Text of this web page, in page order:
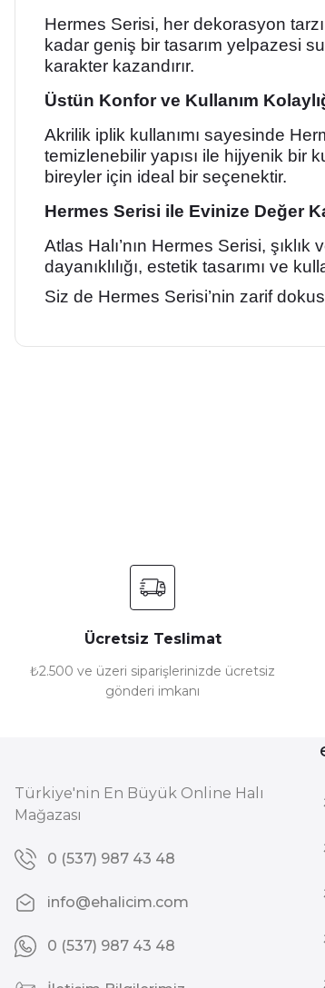
Hermes Serisi, her dekorasyon
kadar geniş bir tasarım yelpazesi
karakter kazandırır.
Üstün Konfor ve Kullanım
Akrilik iplik kullanımı sayesinde
temizlenebilir yapısı ile hijyenik bir
bireyler için ideal bir seçenektir.
Hermes Serisi ile Evinize Değer
Atlas Halı’nın Hermes Serisi,
dayanıklılığı, estetik tasarımı ve
Siz de Hermes Serisi’nin zarif
Bu ürüne benzer farklı alternatifler olmalı.
Ücretsiz Teslimat
₺2.500 ve üzeri siparişlerinizde ücretsiz
gönderi imkanı
Türkiye'nin En Büyük Online Halı
Mağazası
0 (537) 987 43 48
info@ehalicim.com
0 (537) 987 43 48